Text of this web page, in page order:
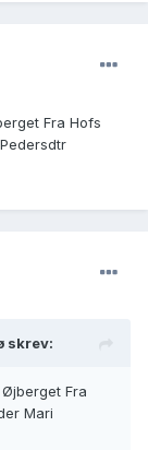
Fra Hofs
skrev:
Fra
Mari